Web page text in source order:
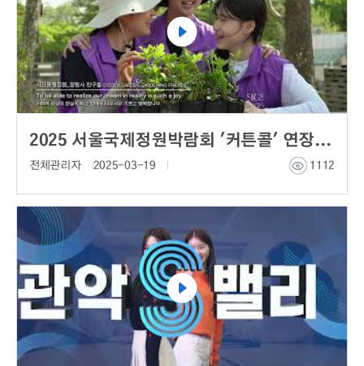
2025 서울국제정원박람회 '커튼콜' 연장 운영 안내
전체관리자 2025-03-19 1112